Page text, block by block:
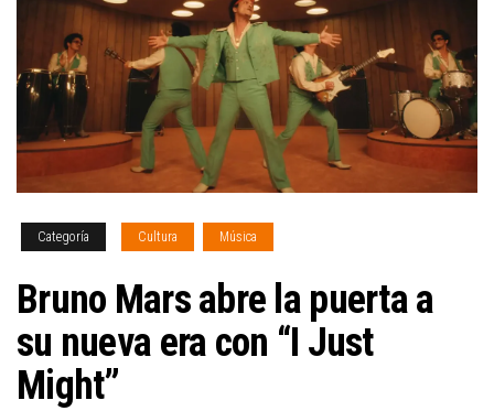
Categoría Cultura Música
Bruno Mars abre la puerta a
su nueva era con “I Just
Might”